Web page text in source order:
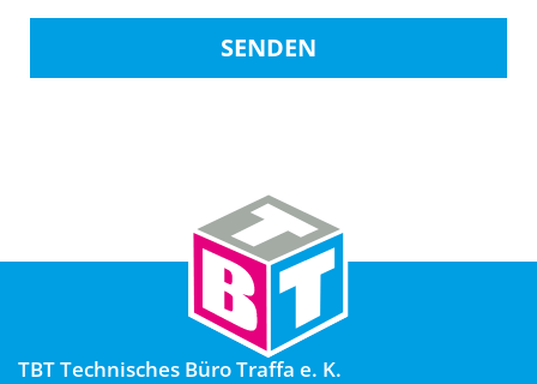
SENDEN
TBT Technisches Büro Traffa e. K.